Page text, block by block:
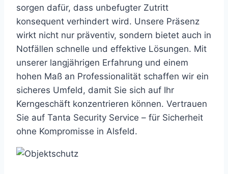
sorgen dafür, dass unbefugter Zutritt
konsequent verhindert wird. Unsere Präsenz
wirkt nicht nur präventiv, sondern bietet auch in
Notfällen schnelle und effektive Lösungen. Mit
unserer langjährigen Erfahrung und einem
hohen Maß an Professionalität schaffen wir ein
sicheres Umfeld, damit Sie sich auf Ihr
Kerngeschäft konzentrieren können. Vertrauen
Sie auf Tanta Security Service – für Sicherheit
ohne Kompromisse in Alsfeld.